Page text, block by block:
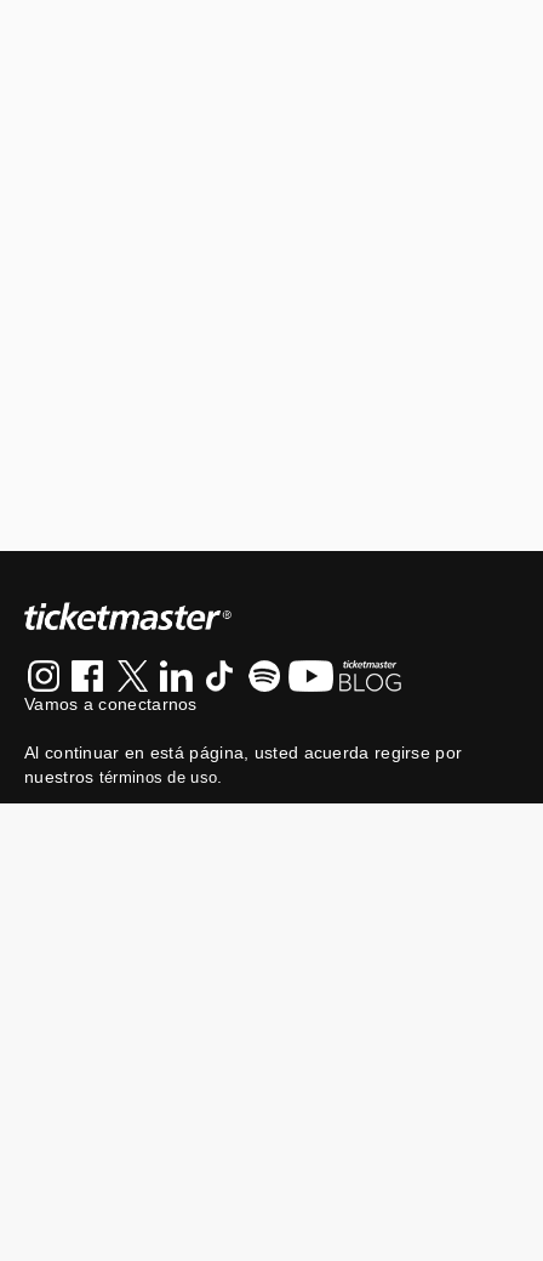
Vamos a conectarnos
Al continuar en está página, usted acuerda regirse por
nuestros términos de uso